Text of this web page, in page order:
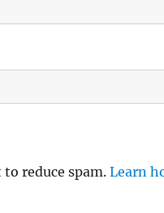
to reduce spam.Learn